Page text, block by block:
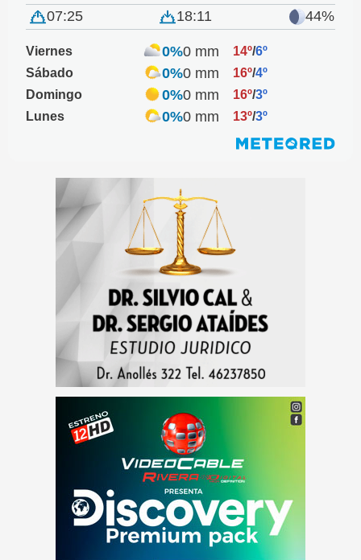
07:25 18:11 44%
Viernes 0%0 mm 14º/6º
Sábado
0%0 mm 16º/4º
Domingo
0%0 mm 16º/3º
Lunes
0%0 mm 13º/3º